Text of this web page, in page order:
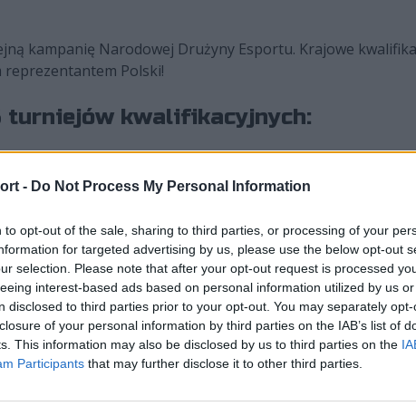
- Do Not Process My Personal Information
to opt-out of the sale, sharing to third parties, or processing of your
for targeted advertising by us, please use the below opt-out
selection. Please note that after your opt-out request is processed
interest-based ads based on personal information utilized by us
disclosed to third parties prior to your opt-out. You may separately
of your personal information by third parties on the IAB’s list of
This information may also be disclosed by us to third parties on the
Participants that may further disclose it to other third parties.
kampanię Narodowej Drużyny Esportu. Krajowe
reprezentantem Polski!
turniejów kwalifikacyjnych:
gaming agency)
cs-tura1
cs-tura2
kwalifikacji zmierzą się z dwoma zaproszonymi